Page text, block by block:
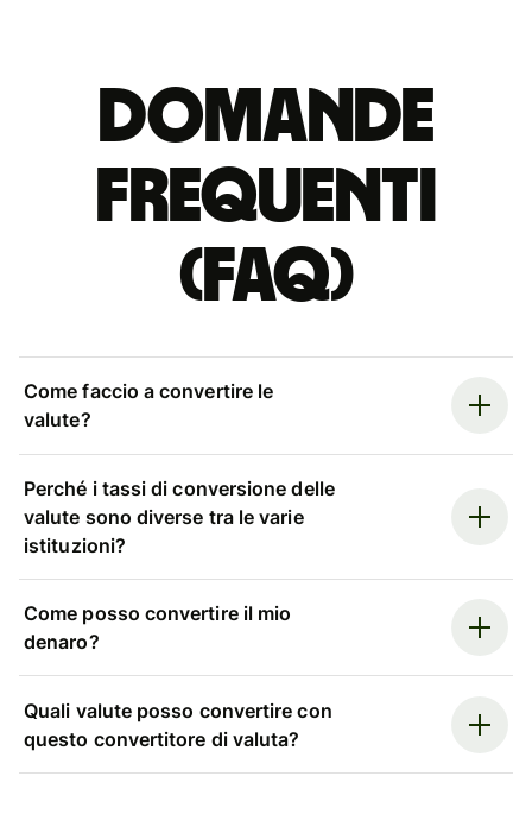
Domande
Frequenti
(FAQ)
Come faccio a convertire le
valute?
Perché i tassi di conversione delle
valute sono diverse tra le varie
istituzioni?
Come posso convertire il mio
denaro?
Quali valute posso convertire con
questo convertitore di valuta?